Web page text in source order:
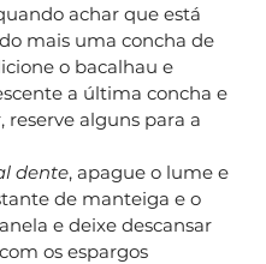
achar que está
mais uma concha de
o bacalhau e
a última concha e
reserve alguns para a
dente, apague o lume e
de manteiga e o
e deixe descansar
os espargos